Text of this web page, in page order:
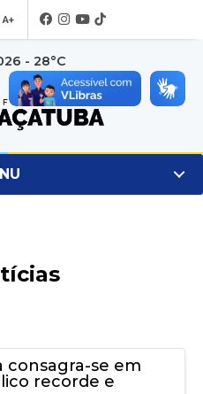
A+
- 28°C
consagra-se em
recorde e